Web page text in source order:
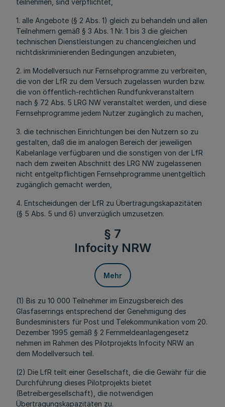
teilnehmen, sind verpflichtet,
1. alle Angebote (§ 2 Abs. 1) gleich zu behandeln und allen
Teilnehmern gemäß § 3 Abs. 1 Nr. 1 bis 3 die gleichen
technischen Dienstleistungen zu chancengleichen und
nichtdiskriminierenden Bedingungen anzubieten,
2. im Modellversuch nur Fernsehprogramme zu verbreiten,
die von der LfR zu dem Versuch zugelassen wurden bzw.
die von öffentlich-rechtlichen Rundfunkveranstaltern
nach § 72 Abs. 5 LRG NW veranstaltet werden, und diese
Fernsehprogramme jedem Nutzer zugänglich zu machen,
3. die technischen Einrichtungen bei den Nutzern so zu
gestalten, daß die im analogen Bereich der jeweiligen
Kabelanlage verfügbaren und die sonstigen von der LfR
nach dem zweiten Abschnitt des LRG NW zugelassenen
nicht entgeltpflichtigen Fernsehprogramme unentgeltlich
zugänglich gemacht werden,
4. Entscheidungen der LfR zu Übertragungskapazitäten
(§ 5 Abs. 5 und 6) unverzüglich umzusetzen.
§ 7
Infocity NRW
Mehr
(1) Bis zu 10 000 Teilnehmer im Einzugsbereich des
Glasfaserrings entsprechend der Genehmigung des
Bundesministers für Post und Telekommunikation vom 20.
Dezember 1995 gemäß § 2 Fernmeldeanlagengesetz
nehmen im Rahmen des Pilotprojekts Infocity NRW an
dem Modellversuch teil.
(2) Die LfR teilt einer Gesellschaft, die die Gewähr für die
Durchführung dieses Pilotprojekts bietet
(Betreibergesellschaft), die notwendigen
Übertragungskapazitäten zu.